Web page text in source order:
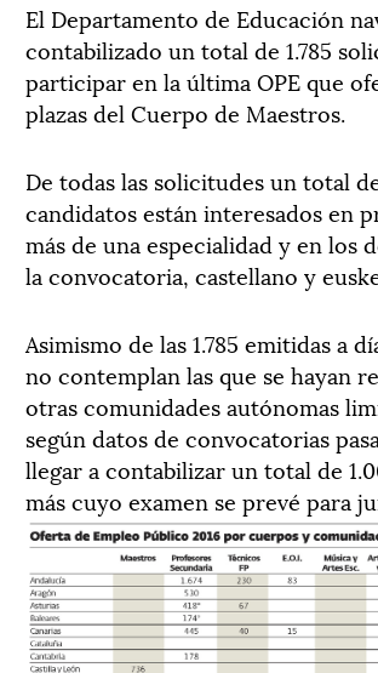
El Departamento de Educación
contabilizado un total de 1.785
participar en la última OPE que
plazas del Cuerpo de Maestros.
De todas las solicitudes un total
candidatos están interesados en
más de una especialidad y en los
la convocatoria, castellano y
Asimismo de las 1.785 emitidas a
no contemplan las que se hayan
otras comunidades autónomas
según datos de convocatorias
llegar a contabilizar un total de
más cuyo examen se prevé para